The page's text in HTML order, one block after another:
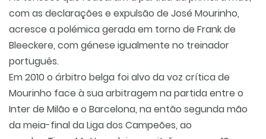
com as declarações e expulsão de José Mourinho,
acresce a polémica gerada em torno de Frank de
Bleeckere, com génese igualmente no treinador
português.
Em 2010 o árbitro belga foi alvo da voz crítica de
Mourinho face à sua arbitragem na partida entre o
Inter de Milão e o Barcelona, na então segunda mão
da meia-final da Liga dos Campeões, ao